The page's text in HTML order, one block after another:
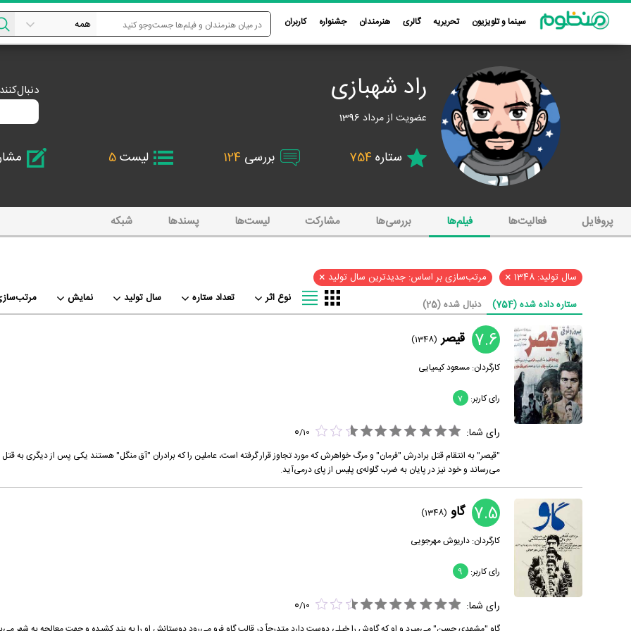
سینما و تلویزیون تحریریه گالری هنرمندان جشنواره کاربران
راد شهبازی
عضویت از مرداد 1396
ستاره 754 بررسی 124 لیست5
پروفایل فعالیت‌ها فیلم‌ها بررسی‌ها مشارکت لیست‌ها پسند‌ها شبکه
سال تولید: 1348 × مرتب‌سازی بر اساس: جدیدترین سال تولید ×
ستاره داده شده (754) دنبال شده (25) نمایش سال تولید تعداد ستاره نوع اثر
7.6 قیصر (1348)
کارگردان:مسعود کیمیایی
رای کاربر: 7
رای شما: 0/10
"قیصر" به انتقام قتل برادرش "فرمان" و مرگ خواهرش که مورد تجاوز قرار گرفته است، عاملین را که برادران "آق منگل" هستند یکی پس از دیگری به قتل
می‌رساند و خود نیز در پایان به ضرب گلوله‌ی پلیس از پای درمی‌آید.
7.5 گاو (1348)
کارگردان:داریوش مهرجویی
رای کاربر: 9
رای شما: 0/10